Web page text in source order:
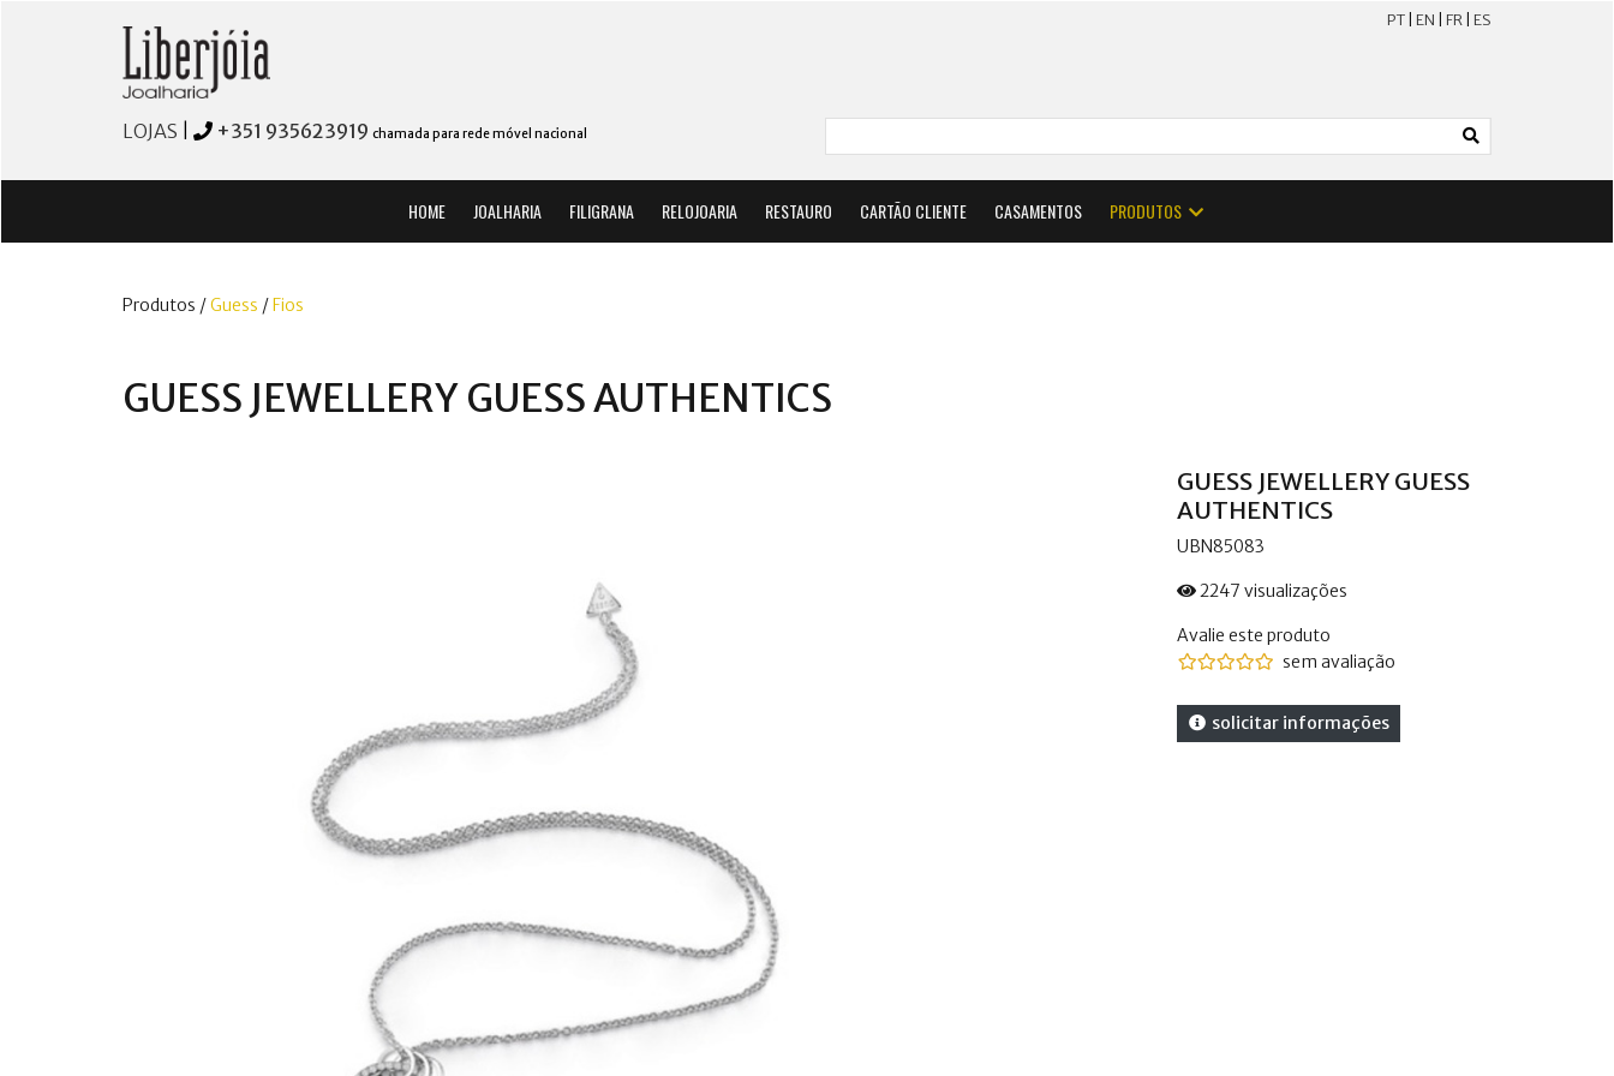
PT EN FR ES
LOJAS +351 935623919 chamada para rede móvel nacional
HOME JOALHARIA FILIGRANA RELOJOARIA RESTAURO CARTÃO CLIENTE CASAMENTOS PRODUTOS
Produtos /Guess /Fios
GUESS JEWELLERY GUESS AUTHENTICS
GUESS JEWELLERY GUESS
AUTHENTICS
UBN85083
2247 visualizações
Avalie este produto
sem avaliação
solicitar informações